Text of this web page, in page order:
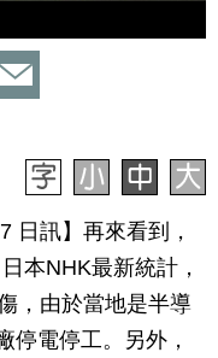
日訊】再來看到，
本NHK最新統計，
，由於當地是半導
停電停工。另外，